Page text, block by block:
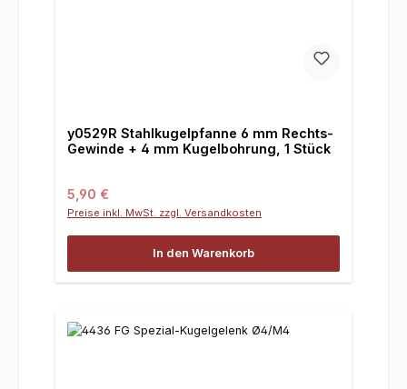
y0529R Stahlkugelpfanne 6 mm Rechts-
Gewinde + 4 mm Kugelbohrung, 1 Stück
Regulärer Preis:
5,90 €
Preise inkl. MwSt. zzgl. Versandkosten
In den Warenkorb